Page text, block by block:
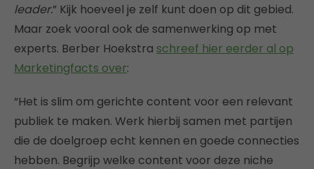
leader.” Kijk hoeveel je zelf kunt doen op dit gebied.
Maar zoek vooral ook de samenwerking op met
experts. Berber Hoekstra schreef hier eerder al op
Marketingfacts over:
“Het is slim om gerichte content voor een relevant
publiek te maken. Werk hierbij samen met partijen
die de doelgroep echt kennen en goede connecties
hebben. Begrijp welke content voor deze niche